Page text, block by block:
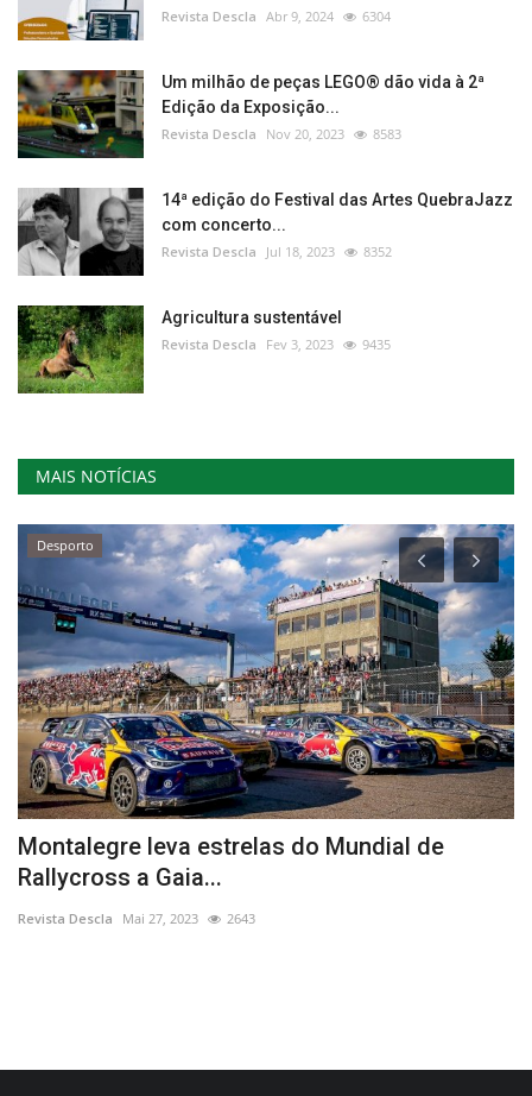
Revista Descla Abr 9, 2024 6304
Um milhão de peças LEGO® dão vida à 2ª
Edição da Exposição...
Revista Descla Nov 20, 2023 8583
14ª edição do Festival das Artes QuebraJazz
com concerto...
Revista Descla Jul 18, 2023 8352
Agricultura sustentável
Revista Descla Fev 3, 2023 9435
MAIS NOTÍCIAS
Desporto
Montalegre leva estrelas do Mundial de
Rallycross a Gaia...
Revista Descla Mai 27, 2023 2643